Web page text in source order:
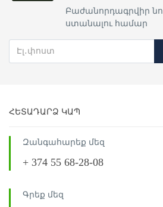
Բաժանորդագրվիր
ստանալու համար
ՀԵՏԱԴԱՐՁ ԿԱՊ
Զանգահարեք մեզ
+ 374 55 68-28-08
Գրեք մեզ